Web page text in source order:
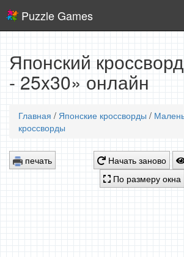
Puzzle Games
Японский
- 25x30» онлайн
Главная / Японские кроссворды /
кроссворды
печать Начать заново
По размеру окна